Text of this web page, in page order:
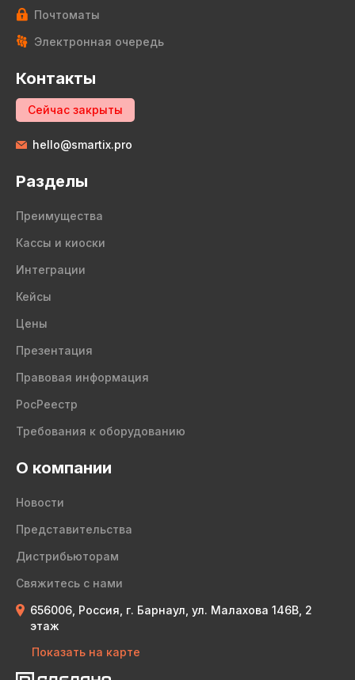
Почтоматы
Электронная очередь
Контакты
Сейчас закрыты
hello@smartix.pro
Разделы
Преимущества
Кассы и киоски
Интеграции
Кейсы
Цены
Презентация
Правовая информация
РосРеестр
Требования к оборудованию
О компании
Новости
Представительства
Дистрибьюторам
Свяжитесь с нами
656006, Россия, г. Барнаул, ул. Малахова 146В, 2
этаж
Показать на карте